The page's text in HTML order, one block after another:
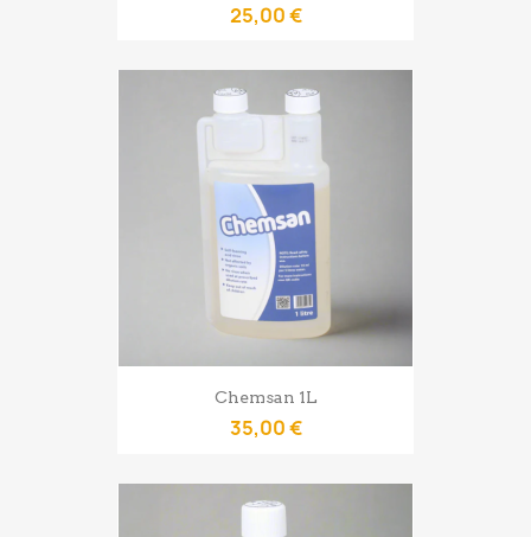
25,00 €
Chemsan 1L
35,00 €